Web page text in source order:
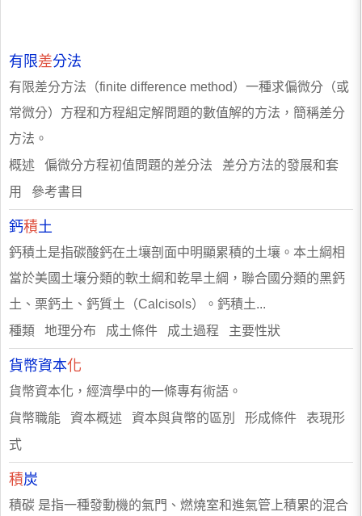
有限差分法
有限差分方法（finite difference method）一種求偏微分（或
常微分）方程和方程組定解問題的數值解的方法，簡稱差分
方法。
概述 偏微分方程初值問題的差分法 差分方法的發展和套
用 參考書目
鈣積土
鈣積土是指碳酸鈣在土壤剖面中明顯累積的土壤。本土綱相
當於美國土壤分類的軟土綱和乾旱土綱，聯合國分類的黑鈣
土、栗鈣土、鈣質土（Calcisols）。鈣積土...
種類 地理分布 成土條件 成土過程 主要性狀
貨幣資本化
貨幣資本化，經濟學中的一條專有術語。
貨幣職能 資本概述 資本與貨幣的區別 形成條件 表現形
式
積炭
積碳 是指一種發動機的氣門、燃燒室和進氣管上積累的混合